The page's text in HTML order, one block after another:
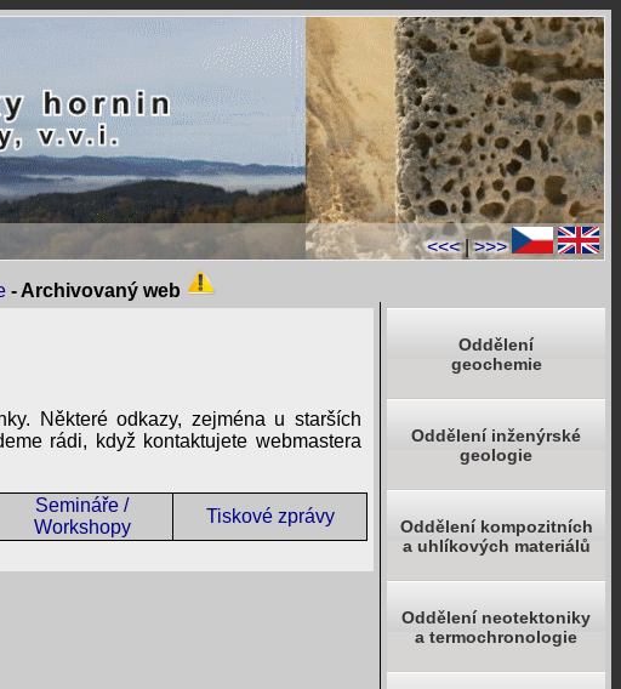
<<<|>>>
- Archivovaný web
Některé odkazy, zejména u starších
rádi, když kontaktujete webmastera
Semináře /
Workshopy
Tiskové zprávy
Oddělení
geochemie
Oddělení inženýrské
geologie
Oddělení kompozitních
a uhlíkových materiálů
Oddělení neotektoniky
a termochronologie